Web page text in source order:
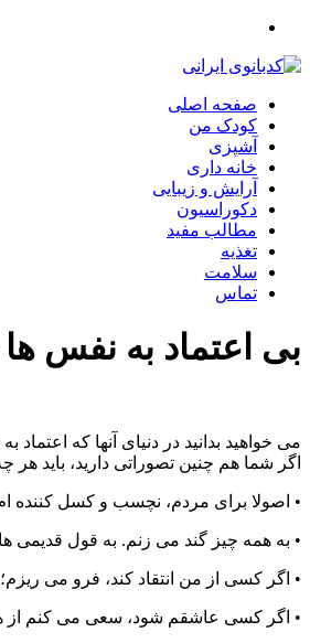
صفحه اصلی
کودک من
آشپزی
خانه داری
آرایش و زیبایی
دکوراسیون
مطالب مفید
تغذیه
سلامت
تماس
بی اعتماد به نفس
می خواهید بدانید در دنیای آنها که
اگر شما هم چنین تصوراتی دارید، باید
• اصولا برای مردم، نچسب و کسل کننده
• به همه چیز گند می زنم. به قول قدیمی
• اگر کسی از من انتقاد کند، فرو می
• اگر کسی عاشقم شود، سعی می کنم از